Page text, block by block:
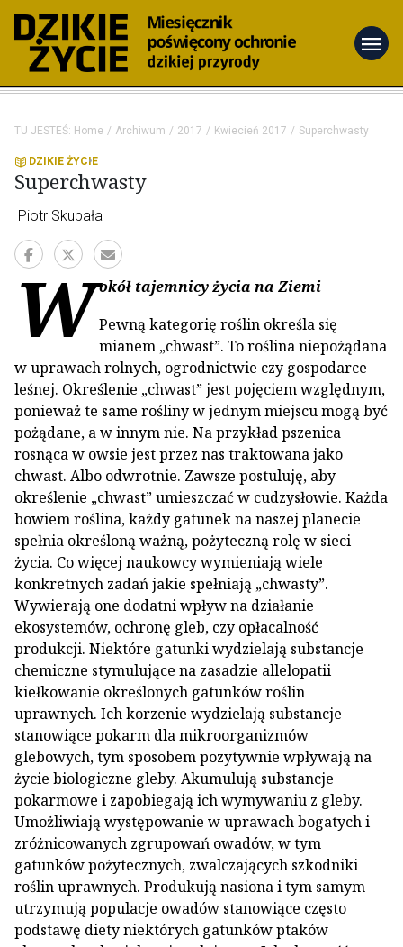
menu
TU JESTEŚ: Home Archiwum 2017 Kwiecień 2017 Superchwasty
DZIKIE ŻYCIE
Superchwasty
Piotr Skubała
Wokół tajemnicy życia na Ziemi
Pewną kategorię roślin określa się
mianem „chwast”. To roślina niepożądana
w uprawach rolnych, ogrodnictwie czy gospodarce
leśnej. Określenie „chwast” jest pojęciem względnym,
ponieważ te same rośliny w jednym miejscu mogą być
pożądane, a w innym nie. Na przykład pszenica
rosnąca w owsie jest przez nas traktowana jako
chwast. Albo odwrotnie. Zawsze postuluję, aby
określenie „chwast” umieszczać w cudzysłowie. Każda
bowiem roślina, każdy gatunek na naszej planecie
spełnia określoną ważną, pożyteczną rolę w sieci
życia. Co więcej naukowcy wymieniają wiele
konkretnych zadań jakie spełniają „chwasty”.
Wywierają one dodatni wpływ na działanie
ekosystemów, ochronę gleb, czy opłacalność
produkcji. Niektóre gatunki wydzielają substancje
chemiczne stymulujące na zasadzie allelopatii
kiełkowanie określonych gatunków roślin
uprawnych. Ich korzenie wydzielają substancje
stanowiące pokarm dla mikroorganizmów
glebowych, tym sposobem pozytywnie wpływają na
życie biologiczne gleby. Akumulują substancje
pokarmowe i zapobiegają ich wymywaniu z gleby.
Umożliwiają występowanie w uprawach bogatych i
zróżnicowanych zgrupowań owadów, w tym
gatunków pożytecznych, zwalczających szkodniki
roślin uprawnych. Produkują nasiona i tym samym
utrzymują populacje owadów stanowiące często
podstawę diety niektórych gatunków ptaków